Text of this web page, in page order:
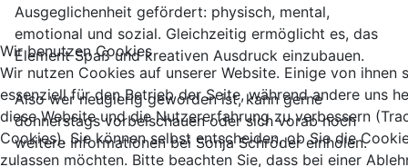
Ausgeglichenheit gefördert: physisch, mental,
emotional und sozial. Gleichzeitig ermöglicht es, das
Element Spaß und kreativen Ausdruck einzubauen.
Also wer neugierig geworden ist, kann gerne
donnerstags vorbeischauen oder sich vorab noch
weitere Informationen bei Sonja Schröder einholen.
Wir benutzen Cookies
Wir nutzen Cookies auf unserer Website. Einige von ihnen
essenziell für den Betrieb der Seite, während andere uns
diese Website und die Nutzererfahrung zu verbessern
Cookies). Sie können selbst entscheiden, ob Sie die
zulassen möchten. Bitte beachten Sie, dass bei einer